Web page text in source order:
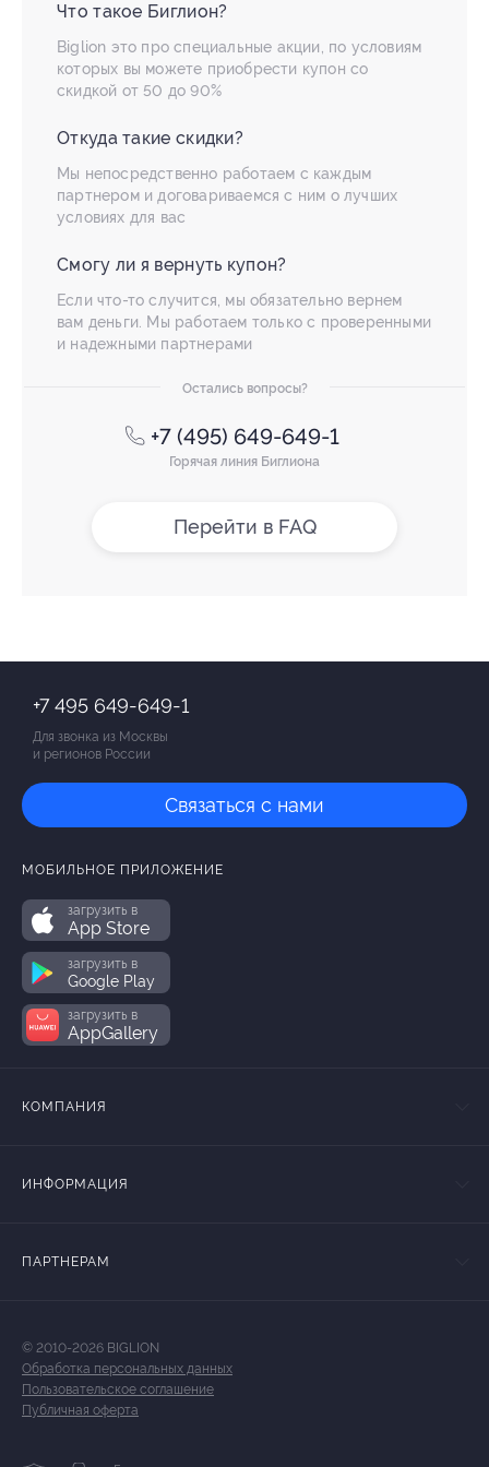
Что такое Биглион?
Biglion это про специальные акции, по условиям
которых вы можете приобрести купон со
скидкой от 50 до 90%
Откуда такие скидки?
Мы непосредственно работаем с каждым
партнером и договариваемся с ним о лучших
условиях для вас
Смогу ли я вернуть купон?
Если что-то случится, мы обязательно вернем
вам деньги. Мы работаем только с проверенными
и надежными партнерами
Остались вопросы?
+7 (495) 649-649-1
Горячая линия Биглиона
Перейти в FAQ
+7 495 649-649-1
Для звонка из Москвы
и регионов России
Связаться с нами
МОБИЛЬНОЕ ПРИЛОЖЕНИЕ
загрузить в
App Store
загрузить в
Google Play
загрузить в
AppGallery
КОМПАНИЯ
ИНФОРМАЦИЯ
ПАРТНЕРАМ
© 2010-2026 BIGLION
Обработка персональных данных
Пользовательское соглашение
Публичная оферта